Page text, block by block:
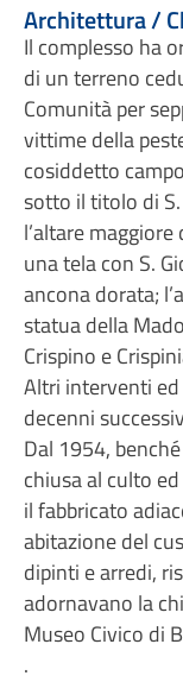
Architettura /
Il complesso ha
di un terreno
Comunità per
vittime della
cosiddetto
sotto il titolo di
l’altare
una tela con S.
ancona dorata;
statua della
Crispino e
Altri interventi
decenni
Dal 1954,
chiusa al culto
il fabbricato
abitazione del
dipinti e arredi,
adornavano la
Museo Civico di
.